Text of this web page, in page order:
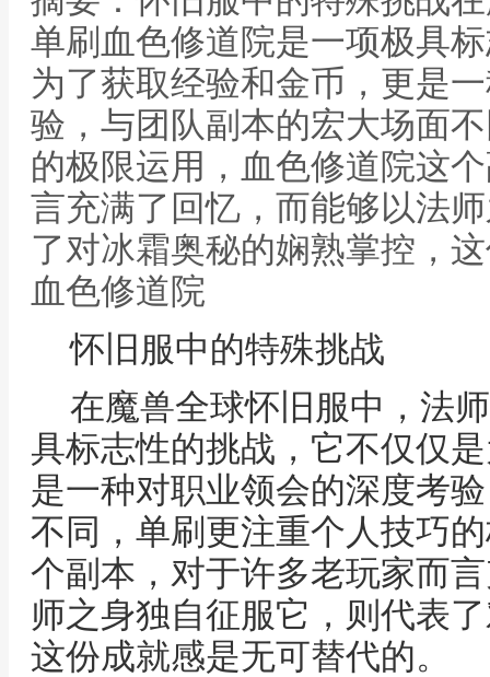
单刷血色修道院是一项极具
为了获取经验和金币，更是
验，与团队副本的宏大场面
的极限运用，血色修道院这
言充满了回忆，而能够以法
了对冰霜奥秘的娴熟掌控，
血色修道院
怀旧服中的特殊挑战
在魔兽全球怀旧服中，法
具标志性的挑战，它不仅仅
是一种对职业领会的深度考
不同，单刷更注重个人技巧
个副本，对于许多老玩家而
师之身独自征服它，则代表
这份成就感是无可替代的。